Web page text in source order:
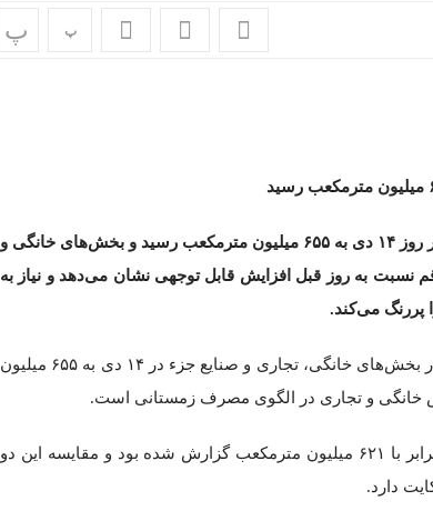
پ پ
آمارهای رسمی شرکت ملی گاز ایران نشان می‌دهد مصرف گاز در روز ۱۴ دی به ۶۵۵ میلیون مترمکعب رسید و بخش‌های خانگی و
نسبت به روز قبل افزایش قابل توجهی نشان می‌دهد و نیاز به
پررنگ می‌کند.
نشان می‌دهد مصرف گاز در بخش‌های خانگی، تجاری و صنایع جزء در ۱۴ دی به ۶۵۵ میلیون
خانگی و تجاری در الگوی مصرف زمستانی است.
این رقم در حالی ثبت شده است که مصرف گاز در روز ۱۳ دی، برابر با ۶۲۱ میلیون مترمکعب گزارش شده بود و مقایسه این دو
دارد.